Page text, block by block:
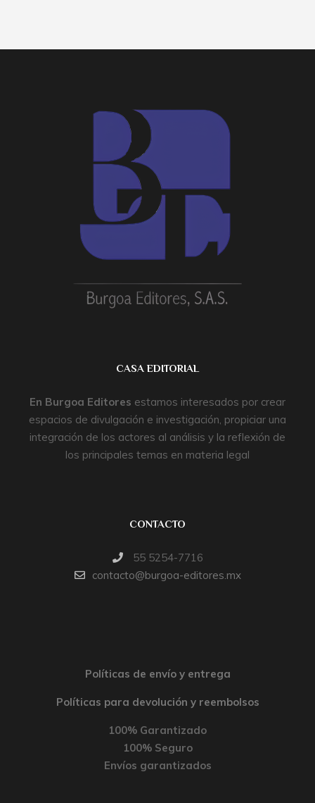
CASA EDITORIAL
En Burgoa Editores estamos interesados por crear
espacios de divulgación e investigación, propiciar una
integración de los actores al análisis y la reflexión de
los principales temas en materia legal
CONTACTO
55 5254-7716
contacto@burgoa-editores.mx
Políticas de envío y entrega
Políticas para devolución y reembolsos
100% Garantizado
100% Seguro
Envíos garantizados